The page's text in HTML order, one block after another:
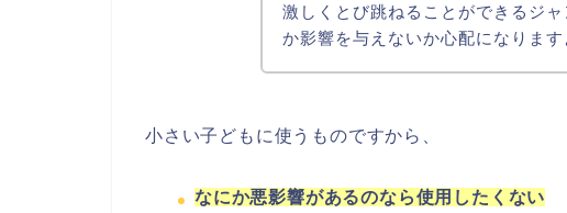
激しくとび跳ねることができるジ
か影響を与えないか心配になります
小さい子どもに使うものですから、
なにか悪影響があるのなら使用したくない